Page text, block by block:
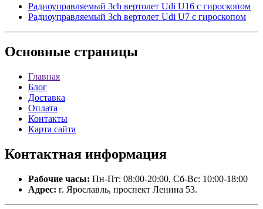
Радиоуправляемый 3ch вертолет Udi U16 с гироскопом
Радиоуправляемый 3ch вертолет Udi U7 с гироскопом
Основные страницы
Главная
Блог
Доставка
Оплата
Контакты
Карта сайта
Контактная информация
Рабочие часы: Пн-Пт: 08:00-20:00, Сб-Вс: 10:00-18:00
Адрес: г. Ярославль, проспект Ленина 53.